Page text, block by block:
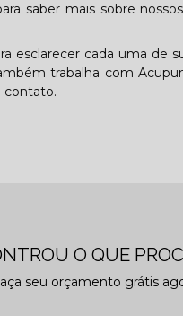
saber mais sobre
esclarecer cada uma de
trabalha com
contato.
O QUE
seu orçamento grátis